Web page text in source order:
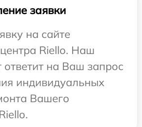
заявки
на сайте
Riello. Наш
ответит на Ваш запрос
индивидуальных
Вашего